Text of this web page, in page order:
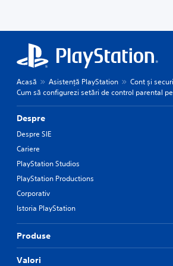
Acasă Asistență PlayStation
Cont și
Cum să configurezi setări de control parental
Despre
Despre SIE
Cariere
PlayStation Studios
PlayStation Productions
Corporativ
Istoria PlayStation
Produse
Valori